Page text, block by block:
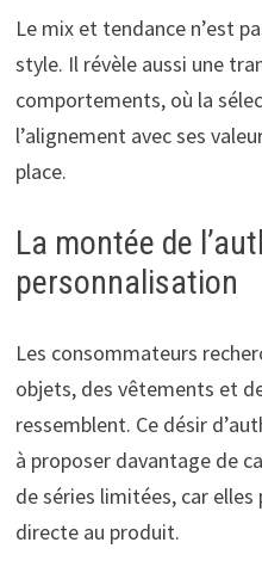
Le mix et tendance n’est
style. Il révèle aussi une
comportements, où la
l’alignement avec ses
place.
La montée de
personnalisation
Les consommateurs
objets, des vêtements et
ressemblent. Ce désir
à proposer davantage de
de séries limitées, car
directe au produit.